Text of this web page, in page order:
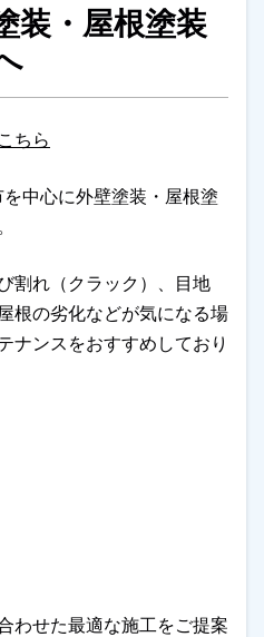
装・屋根塗装
ちら
中心に外壁塗装・屋根塗
割れ（クラック）、目地
根の劣化などが気になる場
ナンスをおすすめしており
わせた最適な施工をご提案